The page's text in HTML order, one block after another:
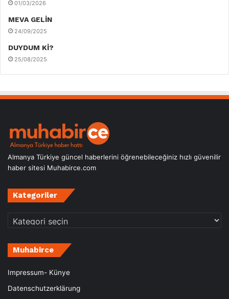
01/03/2026
MEVA GELİN
24/09/2025
DUYDUM Kİ?
25/08/2025
Almanya Türkiye güncel haberlerini öğrenebileceğiniz hızlı güvenilir
haber sitesi Muhabirce.com
Kategoriler
Kategoriler
Muhabirce
Impressum- Künye
Datenschutzerklärung